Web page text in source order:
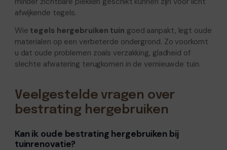
afwijkende tegels.
Wie tegels hergebruiken tuin goed aanpakt, legt oude
materialen op een verbeterde ondergrond. Zo voorkomt
u dat oude problemen zoals verzakking, gladheid of
slechte afwatering terugkomen in de vernieuwde tuin.
Veelgestelde vragen over
bestrating hergebruiken
Kan ik oude bestrating hergebruiken bij
tuinrenovatie?